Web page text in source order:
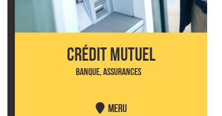
CRÉDIT MUTUEL
BANQUE, ASSURANCES
MERU